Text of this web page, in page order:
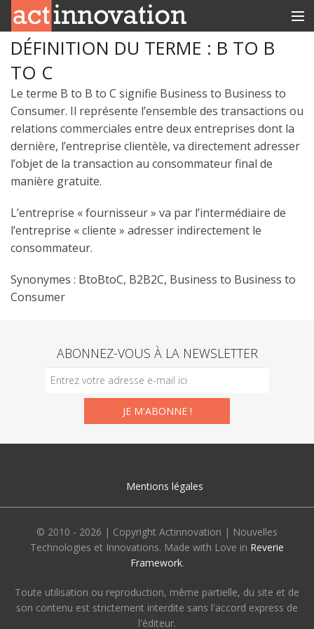
RUBRIQUES
INNOBOX
CONTACT
DÉFINITION DU TERME : B TO B
TO C
Le terme B to B to C signifie Business to Business to
Consumer. Il représente l’ensemble des transactions ou
relations commerciales entre deux entreprises dont la
dernière, l’entreprise clientèle, va directement adresser
l’objet de la transaction au consommateur final de
manière gratuite.
L’entreprise « fournisseur » va par l’intermédiaire de
l’entreprise « cliente » adresser indirectement le
consommateur.
Synonymes : BtoBtoC, B2B2C, Business to Business to
Consumer
ABONNEZ-VOUS À LA NEWSLETTER
Mentions légales
© 2010 - 2026 | Copyright Actinnovation | Nouvelles
Technologies et Innovations. Made with Love in Reverie
Framework.
Toute utilisation ou reproduction, même partielle, du site et de
son contenu est strictement interdite sans l'accord express de
l'éditeur.